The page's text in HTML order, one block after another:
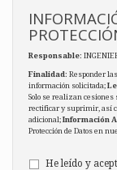
Responsable:
Finalidad: Responder
información solicitada;
Solo se realizan
rectificar y suprimir, así
adicional;Información
Protección de Datos en
He leído y